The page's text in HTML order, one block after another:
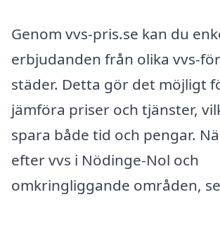
Genom vvs-pris.se kan du
erbjudanden från olika vvs-
städer. Detta gör det möjligt
jämföra priser och tjänster,
spara både tid och pengar.
efter vvs i Nödinge-Nol och
omkringliggande områden,